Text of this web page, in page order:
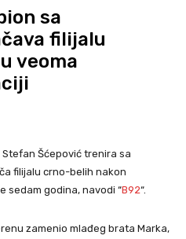
sa
filijalu
veoma
Šćepović trenira sa
filijalu crno-belih nakon
sedam godina, navodi “B92“.
zamenio mlađeg brata Marka,